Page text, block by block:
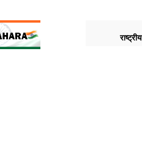
राष्ट्रीय